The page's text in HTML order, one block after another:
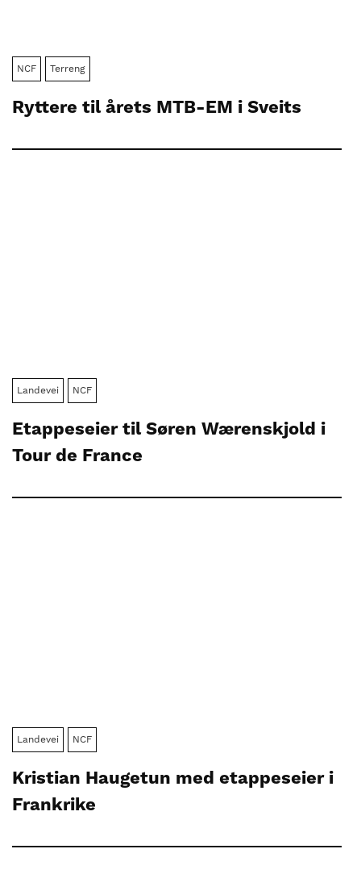
NCF Terreng
Ryttere til årets MTB-EM i Sveits
Landevei NCF
Etappeseier til Søren Wærenskjold i
Tour de France
Landevei NCF
Kristian Haugetun med etappeseier i
Frankrike